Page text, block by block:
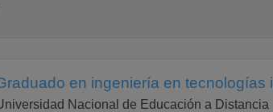
en ingeniería en tecnologías
Nacional de Educación a Distancia